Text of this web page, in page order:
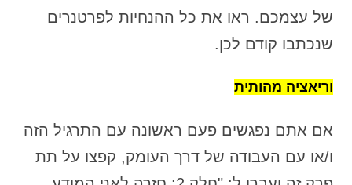
של עצמכם. ראו את כל ההנחיות לפרטנרים
שנכתבו קודם לכן.
וריאציה מהותית
אם אתם נפגשים פעם ראשונה עם התרגיל הזה
ו/או עם העבודה של דרך העומק, קפצו על תת